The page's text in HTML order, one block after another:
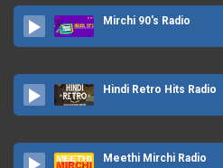
Mirchi 90's Radio
Hindi Retro Hits Radio
Meethi Mirchi Radio